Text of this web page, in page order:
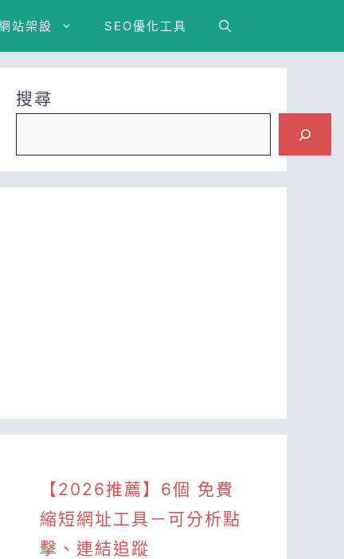
站架設 SEO優化工具
搜尋
【2026推薦】6個 免費
縮短網址工具－可分析點
擊、連結追蹤